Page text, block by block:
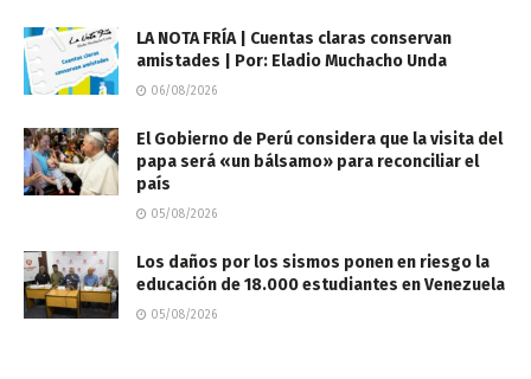
LA NOTA FRÍA | Cuentas claras conservan
amistades | Por: Eladio Muchacho Unda
06/08/2026
El Gobierno de Perú considera que la visita del
papa será «un bálsamo» para reconciliar el
país
05/08/2026
Los daños por los sismos ponen en riesgo la
educación de 18.000 estudiantes en Venezuela
05/08/2026